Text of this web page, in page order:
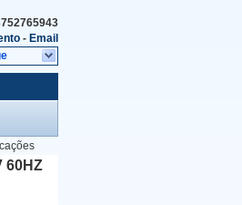
- Email
60HZ